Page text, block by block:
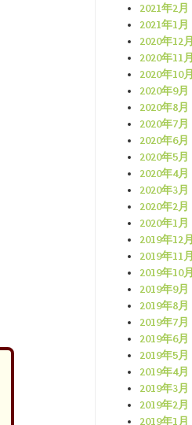
2021年2月
2021年1月
2020年12月
2020年11月
2020年10月
2020年9月
2020年8月
2020年7月
2020年6月
2020年5月
2020年4月
2020年3月
2020年2月
2020年1月
2019年12月
2019年11月
2019年10月
2019年9月
2019年8月
2019年7月
2019年6月
2019年5月
2019年4月
2019年3月
2019年2月
2019年1月